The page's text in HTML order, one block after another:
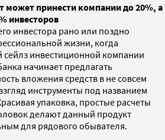
может принести компании до 20%, а
инвесторов
инвестора рано или поздно
жизни, когда
инвестиционной компании
начинает предлагать
вложения средств в не совсем
инструменты под названием
упаковка, простые расчеты
делают данный продукт
для рядового обывателя.